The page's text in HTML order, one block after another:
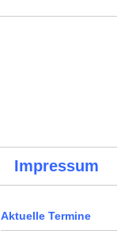
Impressum
Aktuelle Termine